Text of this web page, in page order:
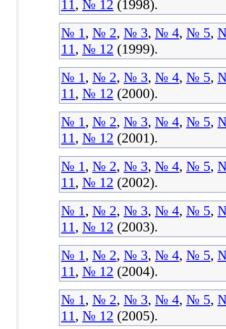
11, № 12 (1998).
№ 1, № 2, № 3, № 4, № 5,
11, № 12 (1999).
№ 1, № 2, № 3, № 4, № 5,
11, № 12 (2000).
№ 1, № 2, № 3, № 4, № 5,
11, № 12 (2001).
№ 1, № 2, № 3, № 4, № 5,
11, № 12 (2002).
№ 1, № 2, № 3, № 4, № 5,
11, № 12 (2003).
№ 1, № 2, № 3, № 4, № 5,
11, № 12 (2004).
№ 1, № 2, № 3, № 4, № 5,
11, № 12 (2005).